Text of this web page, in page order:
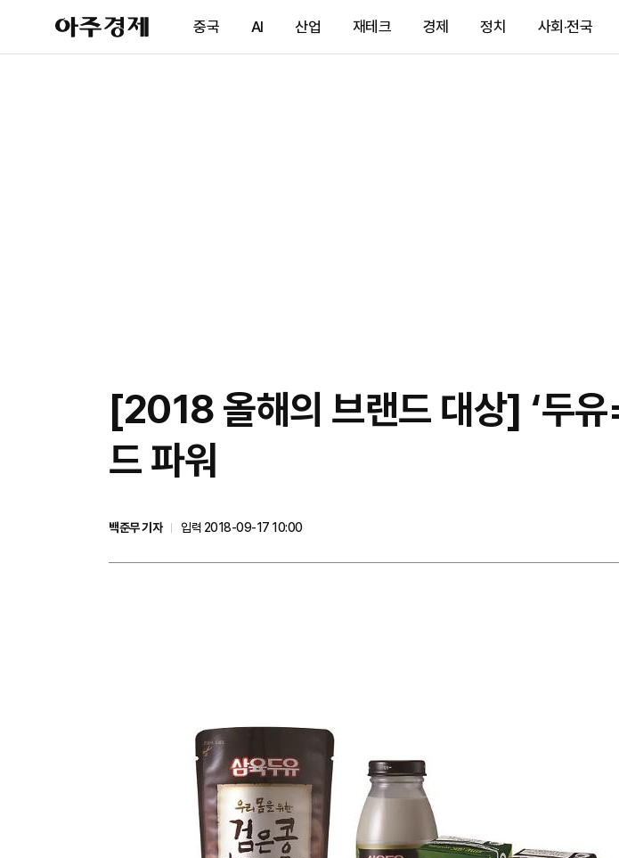
아
주
제
중국 AI 산업 재테크 경제 정치 사회·전국
[2018 올해의 브랜드 대상] ‘두유
드 파워
백준무 기자
입력 2018-09-17 10:00